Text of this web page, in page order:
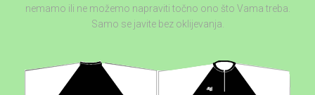
nemamo ili ne možemo napraviti točno ono što Vama treba.
Samo se javite bez oklijevanja.